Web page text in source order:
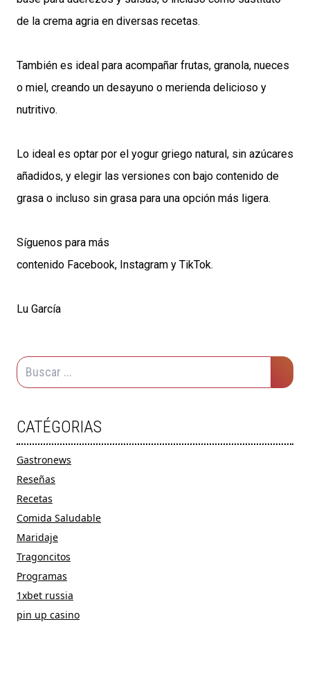
de la crema agria en diversas recetas.
También es ideal para acompañar frutas, granola, nueces
o miel, creando un desayuno o merienda delicioso y
nutritivo.
Lo ideal es optar por el yogur griego natural, sin azúcares
añadidos, y elegir las versiones con bajo contenido de
grasa o incluso sin grasa para una opción más ligera.
Síguenos para más
contenido Facebook, Instagram y TikTok.
Lu García
CATÉGORIAS
Gastronews
Reseñas
Recetas
Comida Saludable
Maridaje
Tragoncitos
Programas
1xbet russia
pin up casino